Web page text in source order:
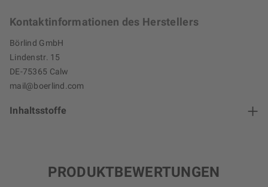
Kontaktinformationen des Herstellers
Börlind GmbH
Lindenstr. 15
DE-75365 Calw
mail@boerlind.com
Inhaltsstoffe
PRODUKTBEWERTUNGEN